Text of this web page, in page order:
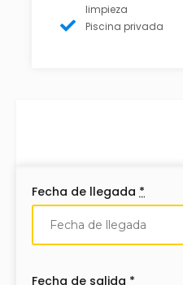
limpieza
Piscina privada
Fecha de llegada *
Fecha de salida *